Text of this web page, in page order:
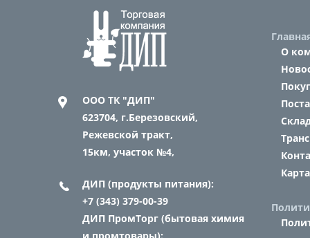
ООО ТК "ДИП"
623704, г.Березовский,
Режевской тракт,
15км, участок №4,
ДИП (продукты питания):
+7 (343) 379-00-39
ДИП ПромТорг (бытовая химия
и промтовары):
О